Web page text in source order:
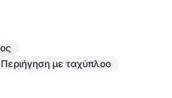
Περιήγηση με ταχύπλοο